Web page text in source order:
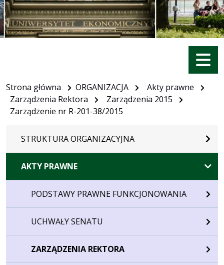
Menu
Strona główna ORGANIZACJA
Akty prawne
Zarządzenia Rektora
Zarządzenia 2015
Zarządzenie nr R-201-38/2015
STRUKTURA ORGANIZACYJNA
AKTY PRAWNE
PODSTAWY PRAWNE FUNKCJONOWANIA
UCHWAŁY SENATU
ZARZĄDZENIA REKTORA